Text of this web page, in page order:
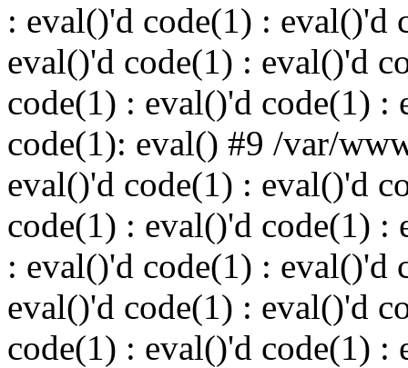
: eval()'d code(1) : eval()'d
eval()'d code(1) : eval()'d
code(1) : eval()'d code(1) :
code(1): eval() #9 /var/
eval()'d code(1) : eval()'d
code(1) : eval()'d code(1) :
: eval()'d code(1) : eval()'d
eval()'d code(1) : eval()'d
code(1) : eval()'d code(1) :